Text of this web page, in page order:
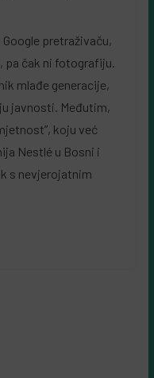
pretraživaču,
pa čak ni fotografiju.
mlađe generacije,
javnosti. Međutim,
koju već
Nestlé u Bosni i
s nevjerojatnim